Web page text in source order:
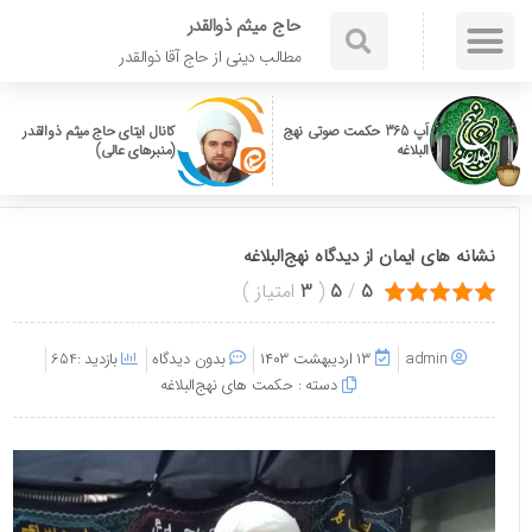
حاج میثم ذوالقدر
مطالب دینی از حاج آقا ذوالقدر
اَپ 365 حکمت صوتی نهج
البلاغه
کانال ایتای حاج میثم ذوالقدر
(منبرهای عالی)
نشانه های ایمان از دیدگاه نهج‌البلاغه
5
/
5
(
3 امتیاز)
admin ۱۳ اردیبهشت ۱۴۰۳ بدون دیدگاه
بازدید :654
دسته :حکمت های نهج‌البلاغه